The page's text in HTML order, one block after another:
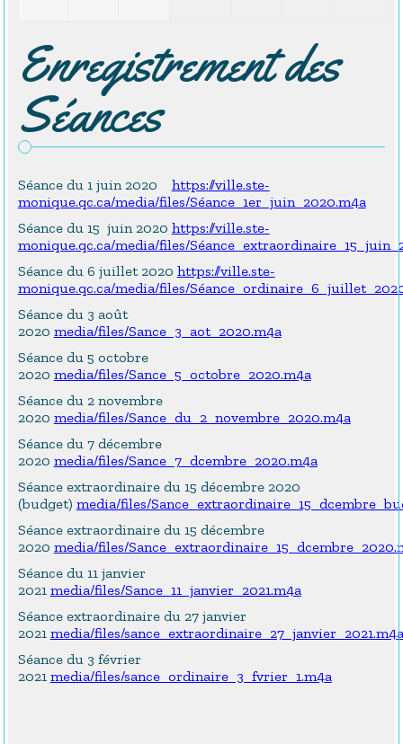
Enregistrement des
Séances
Séance du 1 juin 2020 https://ville.ste-
monique.qc.ca/media/files/Séance_1er_juin_2020.m4a
Séance du 15 juin 2020 https://ville.ste-
monique.qc.ca/media/files/
Séance du 6 juillet 2020 https://ville.ste-
monique.qc.ca/media/files/
Séance du 3 août
2020 media/files/Sance_3_aot_2020.m4a
Séance du 5 octobre
2020 media/files/Sance_5_octobre_2020.m4a
Séance du 2 novembre
2020 media/files/Sance_du_2_novembre_2020.m4a
Séance du 7 décembre
2020 media/files/Sance_7_dcembre_2020.m4a
Séance extraordinaire du 15 décembre 2020
(budget) media/files/
Séance extraordinaire du 15 décembre
2020 media/files/
Séance du 11 janvier
2021 media/files/Sance_11_janvier_2021.m4a
Séance extraordinaire du 27 janvier
2021 media/files/sance_extraordinaire_27_janvier_2021.m4a
Séance du 3 février
2021 media/files/sance_ordinaire_3_fvrier_1.m4a